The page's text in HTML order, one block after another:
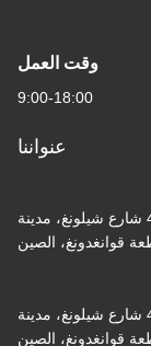
وقت العمل
9:00-18:00
عنواننا
الطابق الثاني، حديقة ديتشنغ للتكنولوجيا، رقم 42 شارع شيلونغ، مدينة
قوانغدونغ، الصين
الطابق الثاني، حديقة ديتشنغ للتكنولوجيا، رقم 42 شارع شيلونغ، مدينة
قوانغدونغ، الصين